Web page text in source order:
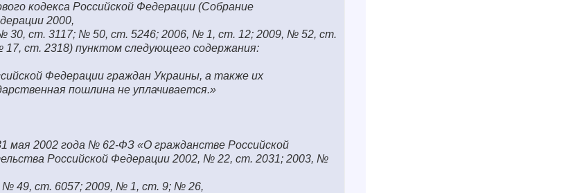
кодекса Российской Федерации (Собрание
2000,
30, ст. 3117; № 50, ст. 5246; 2006, № 1, ст. 12; 2009, № 52, ст.
ст. 2318) пунктом следующего содержания:
Федерации граждан Украины, а также их
пошлина не уплачивается.»
мая 2002 года № 62-ФЗ «О гражданстве Российской
Российской Федерации 2002, № 22, ст. 2031; 2003, №
49, ст. 6057; 2009, № 1, ст. 9; № 26,